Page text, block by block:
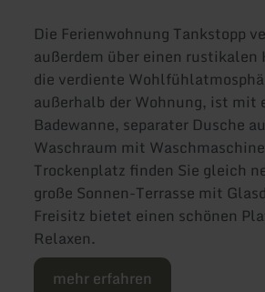
Die Ferienwohnung Tankstopp
außerdem über einen rustikalen
die verdiente
außerhalb der Wohnung, ist mit
Badewanne, separater Dusche
Waschraum mit
Trockenplatz finden Sie gleich
große Sonnen-Terrasse mit
Freisitz bietet einen schönen
Relaxen.
mehr erfahren